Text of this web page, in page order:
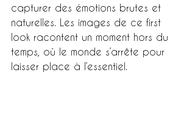
capturer des émotions brutes et
naturelles. Les images de ce first
look racontent un moment hors du
temps, où le monde s’arrête pour
laisser place à l’essentiel.